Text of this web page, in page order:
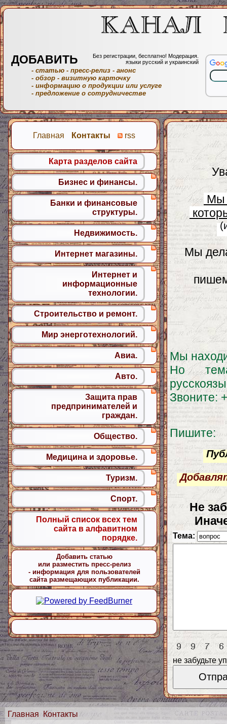
Мы
Мы
Мы
Но
Звоните:
Пишите:
Не
Тема:
не забудьте
Главная Контакты rss
Карта разделов сайта
Бизнес и финансы.
Банки и финансовые
структуры.
Недвижимость.
Интернет магазины.
Интернет и
информационные
технологии.
Строительство и ремонт.
Мир энерготехнологий.
Авиа.
Авто.
Защита прав
предпринимателей и
граждан.
Общество.
Медицина и здоровье.
Туризм.
Спорт.
Полный список всех тем
сайта в алфавитном
порядке.
Добавить статью
или разместить пресс-релиз
- информация для пользователей
сайта размещающих публикации.
Главная Контакты
ДОБАВИТЬ
Без регистрации, бесплатно! Модерация.
языки русский и украинский
- статью - пресс-релиз - анонс
- обзор - визитную карточку
- информацию о продукции или услуге
- предложение о сотрудничестве